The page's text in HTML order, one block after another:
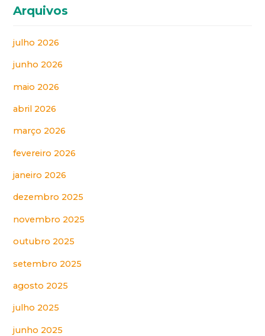
Arquivos
julho 2026
junho 2026
maio 2026
abril 2026
março 2026
fevereiro 2026
janeiro 2026
dezembro 2025
novembro 2025
outubro 2025
setembro 2025
agosto 2025
julho 2025
junho 2025